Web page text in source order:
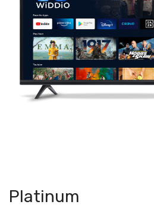
Platinum